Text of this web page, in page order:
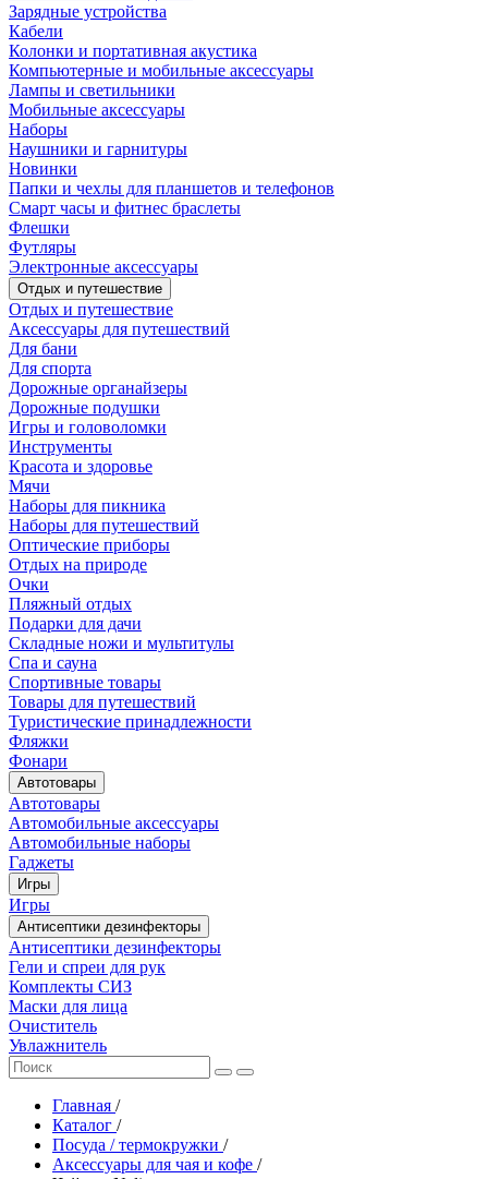
Зарядные устройства
Кабели
Колонки и портативная акустика
Компьютерные и мобильные аксессуары
Лампы и светильники
Мобильные аксессуары
Наборы
Наушники и гарнитуры
Новинки
Папки и чехлы для планшетов и телефонов
Смарт часы и фитнес браслеты
Флешки
Футляры
Электронные аксессуары
Отдых и путешествие
Отдых и путешествие
Аксессуары для путешествий
Для бани
Для спорта
Дорожные органайзеры
Дорожные подушки
Игры и головоломки
Инструменты
Красота и здоровье
Мячи
Наборы для пикника
Наборы для путешествий
Оптические приборы
Отдых на природе
Очки
Пляжный отдых
Подарки для дачи
Складные ножи и мультитулы
Спа и сауна
Спортивные товары
Товары для путешествий
Туристические принадлежности
Фляжки
Фонари
Автотовары
Автотовары
Автомобильные аксессуары
Автомобильные наборы
Гаджеты
Игры
Игры
Антисептики дезинфекторы
Антисептики дезинфекторы
Гели и спреи для рук
Комплекты СИЗ
Маски для лица
Очиститель
Увлажнитель
Главная /
Каталог /
Посуда / термокружки /
Аксессуары для чая и кофе /